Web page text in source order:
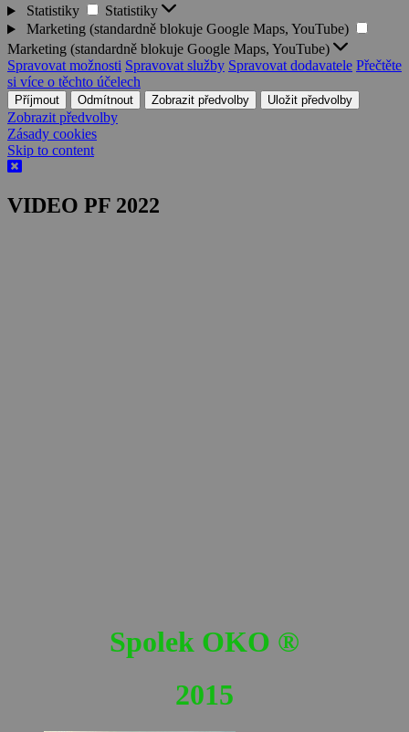
Statistiky
Statistiky
Marketing (standardně blokuje Google Maps, YouTube)
Marketing (standardně blokuje Google Maps, YouTube)
Spravovat možnosti Spravovat služby Spravovat dodavatele Přečtěte
si více o těchto účelech
Příjmout Odmítnout Zobrazit předvolby Uložit předvolby
Zobrazit předvolby
Zásady cookies
Skip to content
VIDEO PF 2022
Spolek OKO ®
2015